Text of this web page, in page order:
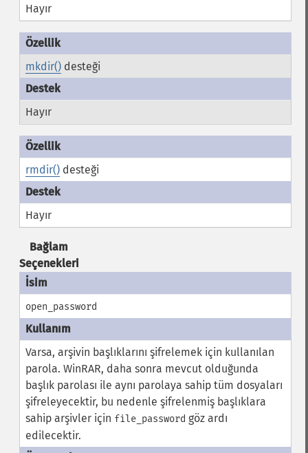
Hayır
mkdir()desteği
Hayır
rmdir()desteği
Hayır
Bağlam
Seçenekleri
open_password
Varsa, arşivin başlıklarını şifrelemek için kullanılan
parola. WinRAR, daha sonra mevcut olduğunda
başlık parolası ile aynı parolaya sahip tüm dosyaları
şifreleyecektir, bu nedenle şifrelenmiş başlıklara
sahip arşivler için file_password göz ardı
edilecektir.